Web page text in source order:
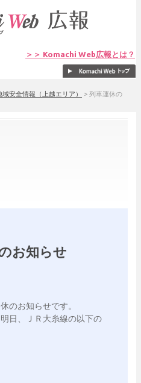
＞＞ Komachi Web広報とは？
域安全情報（上越エリア） > 列車運休の
お知らせ
のお知らせです。
日、ＪＲ大糸線の以下の